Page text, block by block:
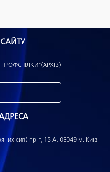
САЙТУ
ПРОФСПІЛКИ"(АРХІВ)
сил) пр-т, 15 А, 03049 м. Київ